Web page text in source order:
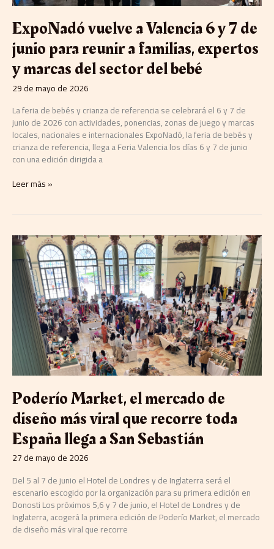
ExpoNadó vuelve a Valencia 6 y 7 de
junio para reunir a familias, expertos
y marcas del sector del bebé
29 de mayo de 2026
La feria de bebés y crianza de referencia se celebrará el 6 y 7 de
junio de 2026 con actividades, ponencias, zonas de juego y marcas
locales, nacionales e internacionales ExpoNadó, la feria de bebés y
crianza de referencia, llega a Feria Valencia los días 6 y 7 de junio
con una edición dirigida a
expertos
marcas
del
sector
del
bebé
Leer más »
Poderío Market, el mercado de
diseño más viral que recorre toda
España llega a San Sebastián
27 de mayo de 2026
Del 5 al 7 de junio el Hotel de Londres y de Inglaterra será el
escenario escogido por la organización para su primera edición en
Donosti Los próximos 5,6 y 7 de junio, el Hotel de Londres y de
Inglaterra, acogerá la primera edición de Poderío Market, el mercado
de diseño más viral que recorre
Poderío
Market,
el
mercado
diseño
más
viral
que
recorre
toda
España
a
San
Sebastián